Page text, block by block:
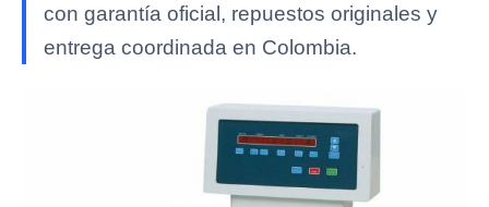
con garantía oficial, repuestos originales y
entrega coordinada en Colombia.